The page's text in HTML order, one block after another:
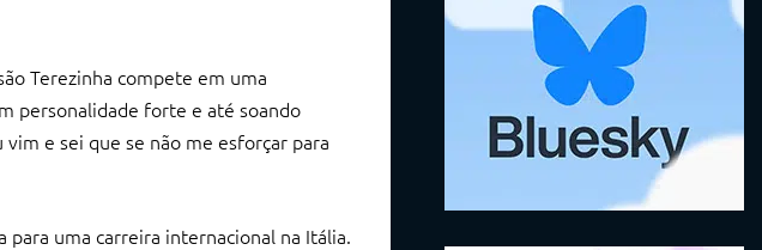
Terezinha compete em uma
personalidade forte e até soando
e sei que se não me esforçar para
uma carreira internacional na Itália.